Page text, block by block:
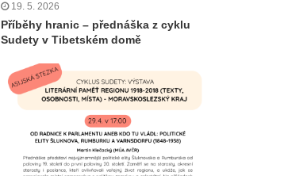
19. 5. 2026
Příběhy hranic – přednáška z cyklu
Sudety v Tibetském domě